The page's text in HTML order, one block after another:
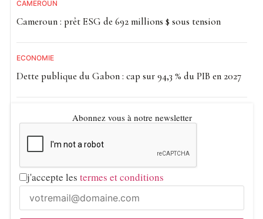
CAMEROUN
Cameroun : prêt ESG de 692 millions $ sous tension
ECONOMIE
Dette publique du Gabon : cap sur 94,3 % du PIB en 2027
Abonnez vous à notre newsletter
j'accepte les termes et conditions